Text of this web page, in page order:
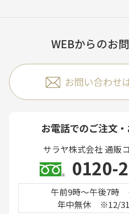
WEBからのお
お問い合わせ
お電話でのご注文
サラヤ株式会社 通販
0120-
午前9時～午後7時
年中無休 ※12/31